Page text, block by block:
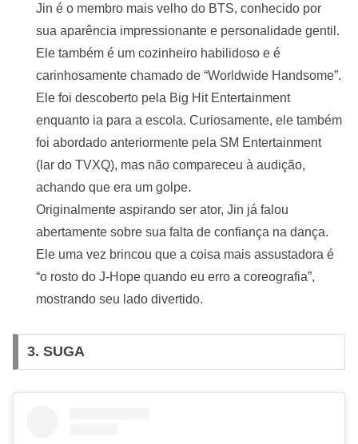
Jin é o membro mais velho do BTS, conhecido por
sua aparência impressionante e personalidade gentil.
Ele também é um cozinheiro habilidoso e é
carinhosamente chamado de “Worldwide Handsome”.
Ele foi descoberto pela Big Hit Entertainment
enquanto ia para a escola. Curiosamente, ele também
foi abordado anteriormente pela SM Entertainment
(lar do TVXQ), mas não compareceu à audição,
achando que era um golpe.
Originalmente aspirando ser ator, Jin já falou
abertamente sobre sua falta de confiança na dança.
Ele uma vez brincou que a coisa mais assustadora é
“o rosto do J-Hope quando eu erro a coreografia”,
mostrando seu lado divertido.
3. SUGA